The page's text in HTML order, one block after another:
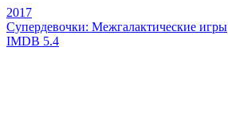
2017
Супердевочки: Межгалактические игры
IMDB 5.4